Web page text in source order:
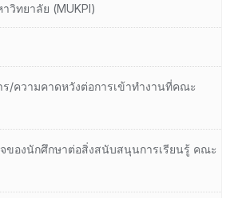
วิทยาลัย (MUKPI)
ร/ความคาดหวังต่อการเข้าทำงานที่คณะ
ของนักศึกษาต่อสิ่งสนับสนุนการเรียนรู้ คณะ